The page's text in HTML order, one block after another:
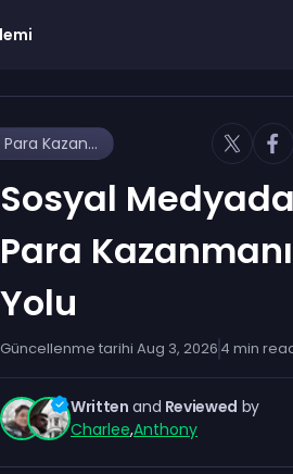
Sosyal Medyada Gezinerek Para Kazanmanın 5 Yasal Yolu
Sosyal
Para
Yolu
Güncellenme tarihi Aug 3, 2026 4 min
Written and Reviewed by
Charlee,Anthony